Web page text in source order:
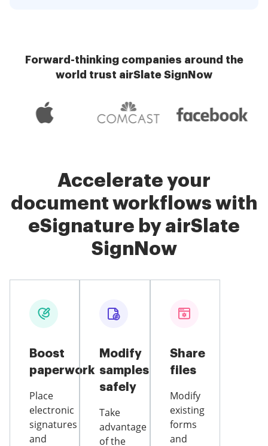
Forward-thinking companies around the
world trust airSlate SignNow
Accelerate your
document workflows with
eSignature by airSlate
SignNow
Boost
paperwork
Place
electronic
signatures
and
Modify
samples
safely
Take
advantage
of the
Share
files
Modify
existing
forms
and